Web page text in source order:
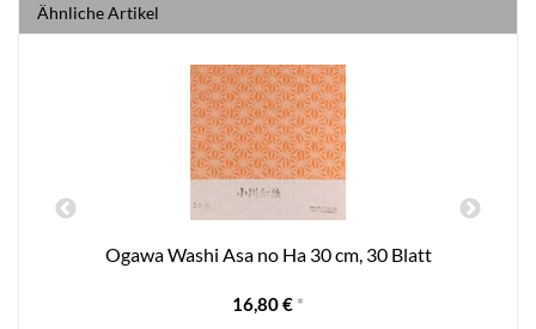
Ähnliche Artikel
Ogawa Washi Asa no Ha 30 cm, 30 Blatt
16,80 € *